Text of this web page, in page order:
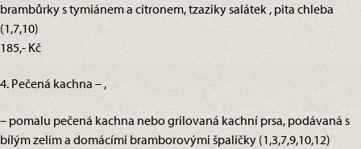
brambůrky s tymiánem a citronem, tzaziky salátek , pita chleba
(1,7,10)
185,- Kč
4. Pečená kachna – ,
– pomalu pečená kachna nebo grilovaná kachní prsa, podávaná s
bílým zelím a domácími bramborovými špalíčky (1,3,7,9,10,12)